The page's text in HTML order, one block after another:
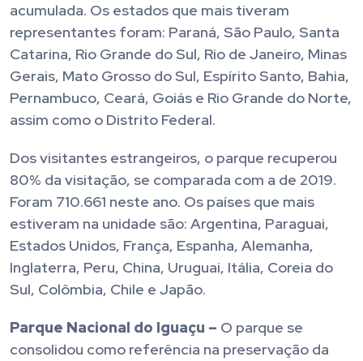
acumulada. Os estados que mais tiveram
representantes foram: Paraná, São Paulo, Santa
Catarina, Rio Grande do Sul, Rio de Janeiro, Minas
Gerais, Mato Grosso do Sul, Espírito Santo, Bahia,
Pernambuco, Ceará, Goiás e Rio Grande do Norte,
assim como o Distrito Federal.
Dos visitantes estrangeiros, o parque recuperou
80% da visitação, se comparada com a de 2019.
Foram 710.661 neste ano. Os países que mais
estiveram na unidade são: Argentina, Paraguai,
Estados Unidos, França, Espanha, Alemanha,
Inglaterra, Peru, China, Uruguai, Itália, Coreia do
Sul, Colômbia, Chile e Japão.
Parque Nacional do Iguaçu – O parque se
consolidou como referência na preservação da